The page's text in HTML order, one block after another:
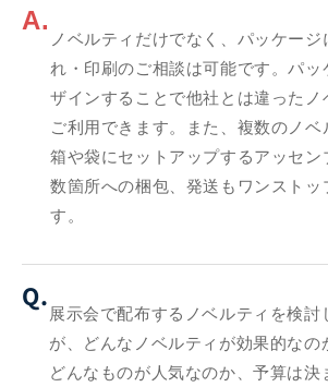
A.
ノベルティだけでなく、パッケージ
れ・印刷のご相談は可能です。パ
ザインすることで他社とは違ったノ
ご利用できます。また、複数のノ
箱や袋にセットアップするアッセン
数箇所への梱包、発送もワンストッ
す。
Q.
展示会で配布するノベルティを検討
が、どんなノベルティが効果的なの
どんなものが人気なのか、予算は決